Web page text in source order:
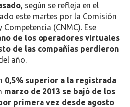
VIRTUALES
Y
ORANGE
, según se refleja en el
este martes por la Comisión
(CNMC). Ese
de los operadores virtuales
de las compañías perdieron
año.
0,5% superior a la registrada
marzo de 2013 se bajó de los
primera vez desde agosto